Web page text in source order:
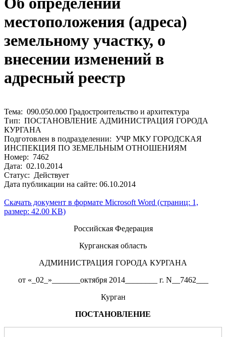
местоположения (адреса)
земельному участку, о
внесении изменений в
адресный реестр
Тема: 090.050.000 Градостроительство и архитектура
Тип: ПОСТАНОВЛЕНИЕ АДМИНИСТРАЦИЯ ГОРОДА
КУРГАНА
Подготовлен в подразделении: УЧР МКУ ГОРОДСКАЯ
ИНСПЕКЦИЯ ПО ЗЕМЕЛЬНЫМ ОТНОШЕНИЯМ
Номер: 7462
Дата: 02.10.2014
Статус: Действует
Дата публикации на сайте: 06.10.2014
Скачать документ в формате Microsoft Word (страниц: 1,
размер: 42.00 KB)
Российская Федерация
Курганская область
АДМИНИСТРАЦИЯ ГОРОДА КУРГАНА
от «_02_»_______октября 2014________ г. N__7462___
Курган
ПОСТАНОВЛЕНИЕ